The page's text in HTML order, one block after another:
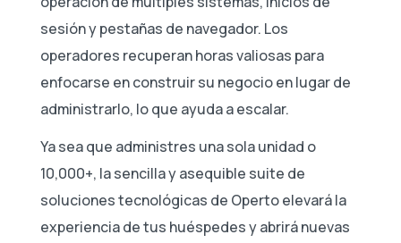
sesión y pestañas de navegador. Los
operadores recuperan horas valiosas para
enfocarse en construir su negocio en lugar de
administrarlo, lo que ayuda a escalar.
Ya sea que administres una sola unidad o
10,000+, la sencilla y asequible suite de
soluciones tecnológicas de Operto elevará la
experiencia de tus huéspedes y abrirá nuevas